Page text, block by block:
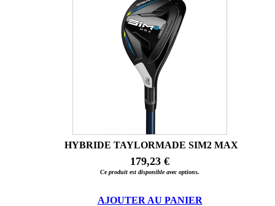
HYBRIDE TAYLORMADE SIM2 MAX
179,23 €
Ce produit est disponible avec options.
AJOUTER AU PANIER